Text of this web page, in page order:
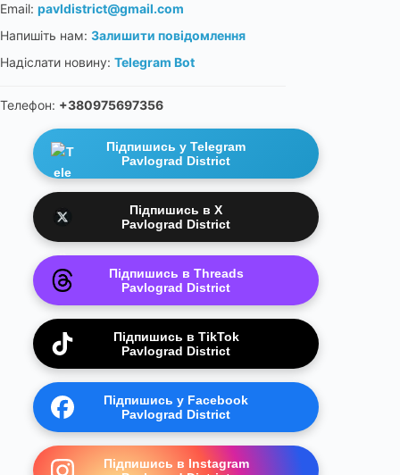
Email: pavldistrict@gmail.com
Напишіть нам: Залишити повідомлення
Надіслати новину: Telegram Bot
Телефон: +380975697356
Підпишись у Telegram
Pavlograd District
Підпишись в X
Pavlograd District
Підпишись в Threads
Pavlograd District
Підпишись в TikTok
Pavlograd District
Підпишись у Facebook
Pavlograd District
Підпишись в Instagram